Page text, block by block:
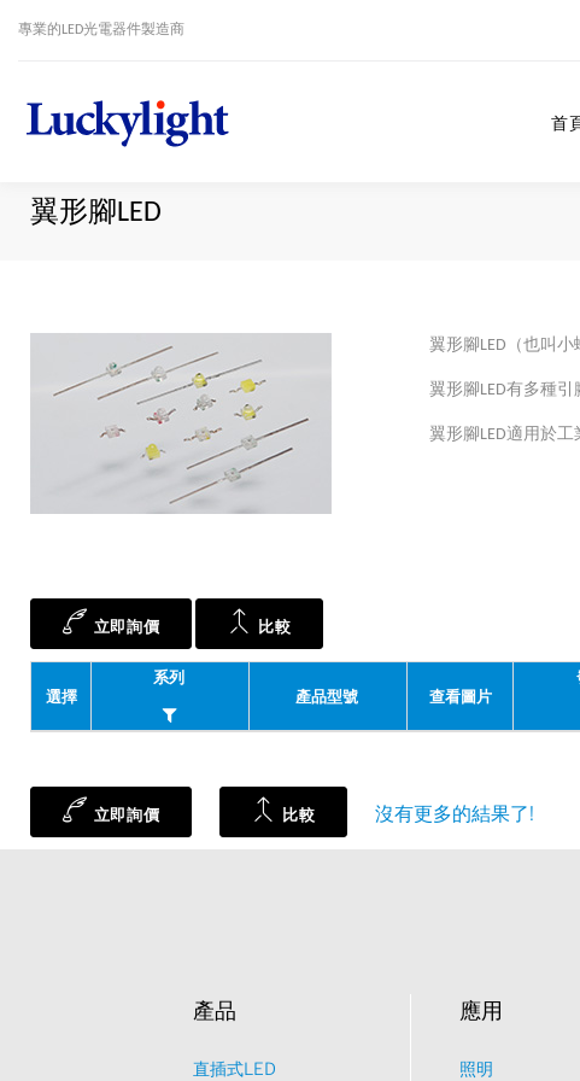
專業的LED光電器件製造商
首
翼形腳LED
翼形腳LED（也叫
翼形腳LED有多種
翼形腳LED適用於
立即詢價 比較
選擇
系列
產品型號
查看圖片
立即詢價 比較 沒有更多的結果了!
產品
直插式LED
應用
照明